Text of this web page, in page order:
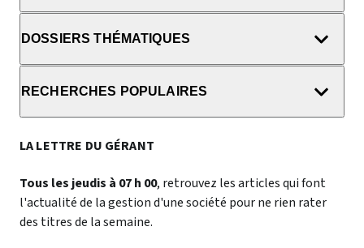
DOSSIERS THÉMATIQUES
RECHERCHES POPULAIRES
LA LETTRE DU GÉRANT
Tous les jeudis à 07 h 00, retrouvez les articles qui font
l'actualité de la gestion d'une société pour ne rien rater
des titres de la semaine.